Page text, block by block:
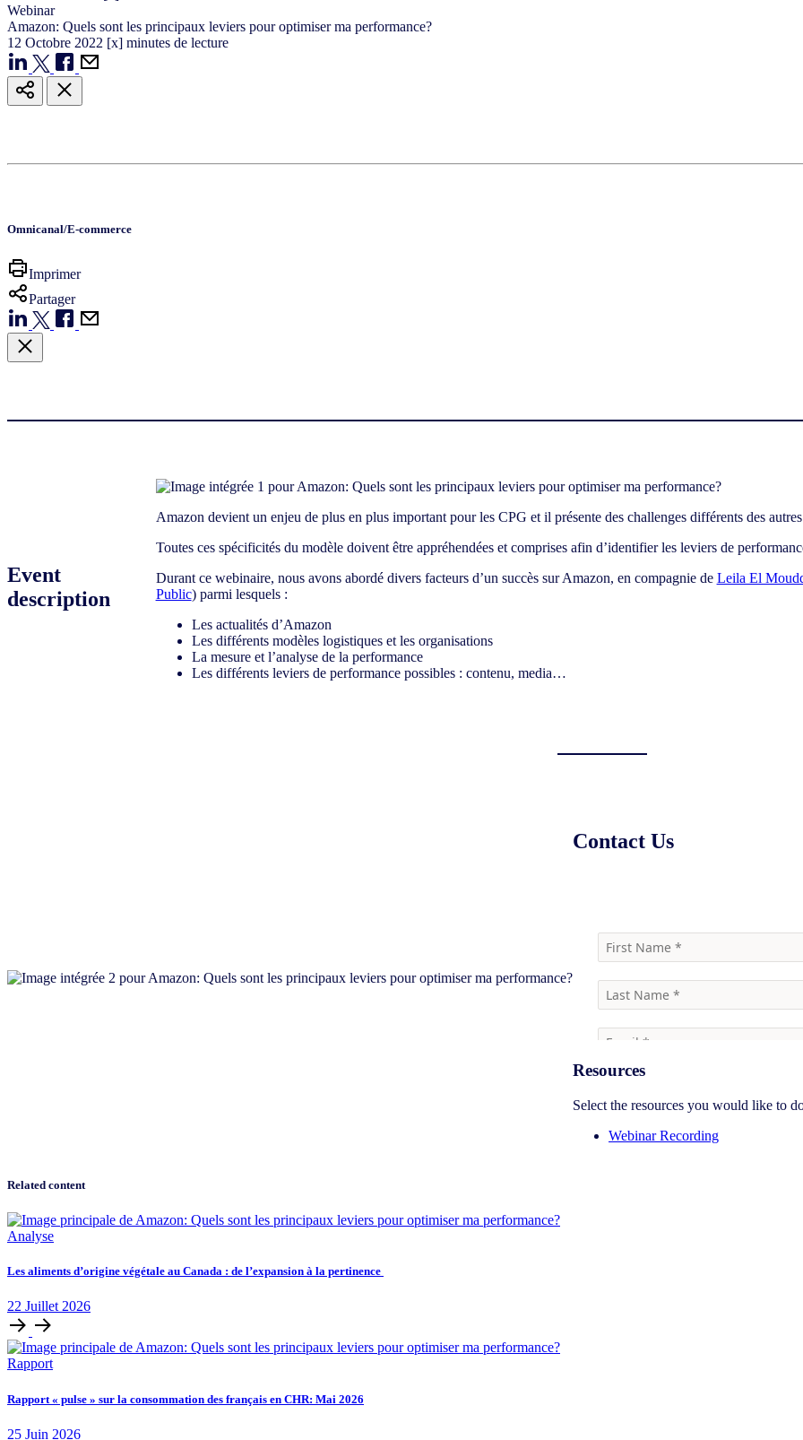
Webinar
Amazon: Quels sont les principaux leviers pour optimiser ma performance?
12 Octobre 2022 [x] minutes de lecture
Omnicanal/E-commerce
Imprimer
Partager
Event
description
Amazon devient un enjeu de plus en plus important pour les CPG et il présente des challenges différents des
Toutes ces spécificités du modèle doivent être appréhendées et comprises afin d’identifier les leviers de
Durant ce webinaire, nous avons abordé divers facteurs d’un succès sur Amazon, en compagnie de Leila El
Public) parmi lesquels :
Les actualités d’Amazon
Les différents modèles logistiques et les organisations
La mesure et l’analyse de la performance
Les différents leviers de performance possibles : contenu, media…
Contact Us
Resources
Select the resources you would like to
Webinar Recording
Related content
Analyse
Les aliments d’origine végétale au Canada : de l’expansion à la pertinence
22 Juillet 2026
Rapport
Rapport « pulse » sur la consommation des français en CHR: Mai 2026
25 Juin 2026